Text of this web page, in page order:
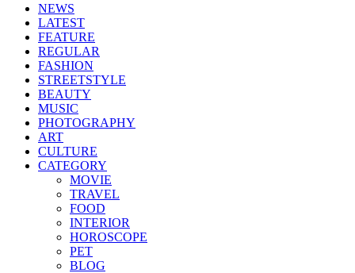
NEWS
LATEST
FEATURE
REGULAR
FASHION
STREETSTYLE
BEAUTY
MUSIC
PHOTOGRAPHY
ART
CULTURE
CATEGORY
MOVIE
TRAVEL
FOOD
INTERIOR
HOROSCOPE
PET
BLOG